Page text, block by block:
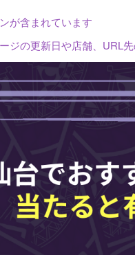
が含まれています
ジの更新日や店舗、URL